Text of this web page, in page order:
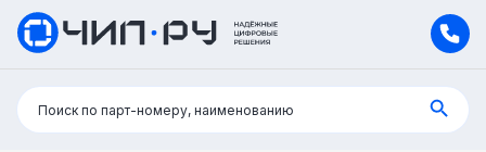
Поиск:
Поиск по парт-номеру, наименованию